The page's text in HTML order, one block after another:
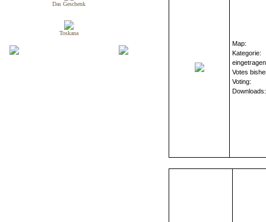
Das Geschenk
Toskana
Map:
Kategorie:
Votes
Voting:
Downloads: